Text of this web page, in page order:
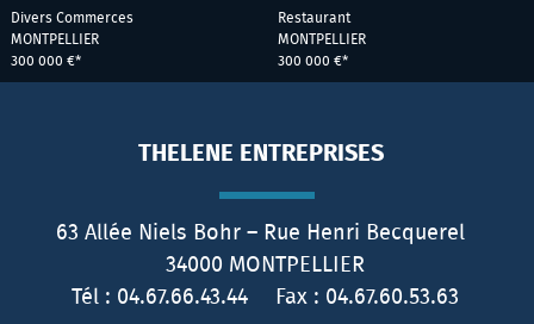
Divers Commerces
MONTPELLIER
300 000 €*
Restaurant
MONTPELLIER
300 000 €*
THELENE ENTREPRISES
63 Allée Niels Bohr – Rue Henri Becquerel
34000 MONTPELLIER
Tél : 04.67.66.43.44 Fax : 04.67.60.53.63